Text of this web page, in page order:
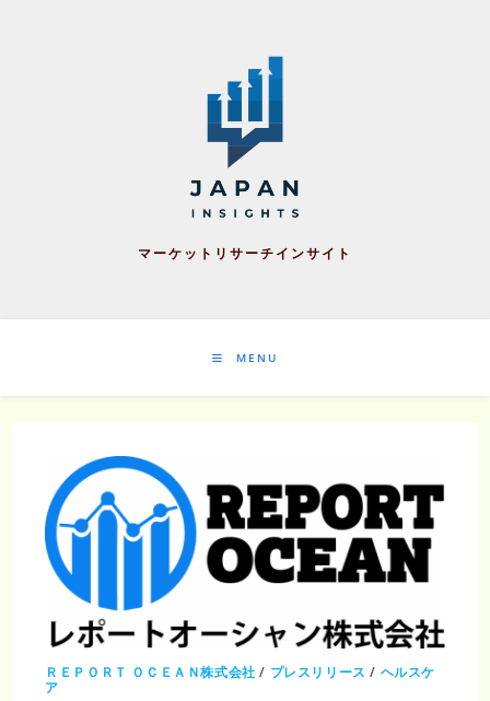
マーケットリサーチインサイト
MENU
ＲＥＰＯＲＴ ＯＣＥＡＮ株式会社 / プレスリリース / ヘルスケ
ア